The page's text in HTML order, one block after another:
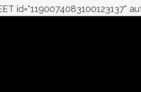
id="1190074083100123137"